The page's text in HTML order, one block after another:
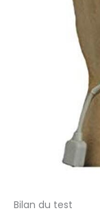
Bilan du test